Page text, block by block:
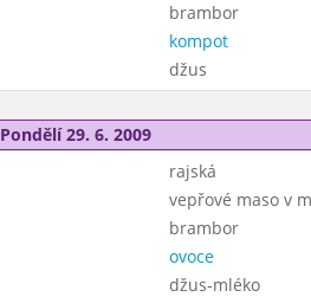
brambor
kompot
džus
Pondělí 29. 6. 2009
rajská
vepřové maso v
brambor
ovoce
džus-mléko